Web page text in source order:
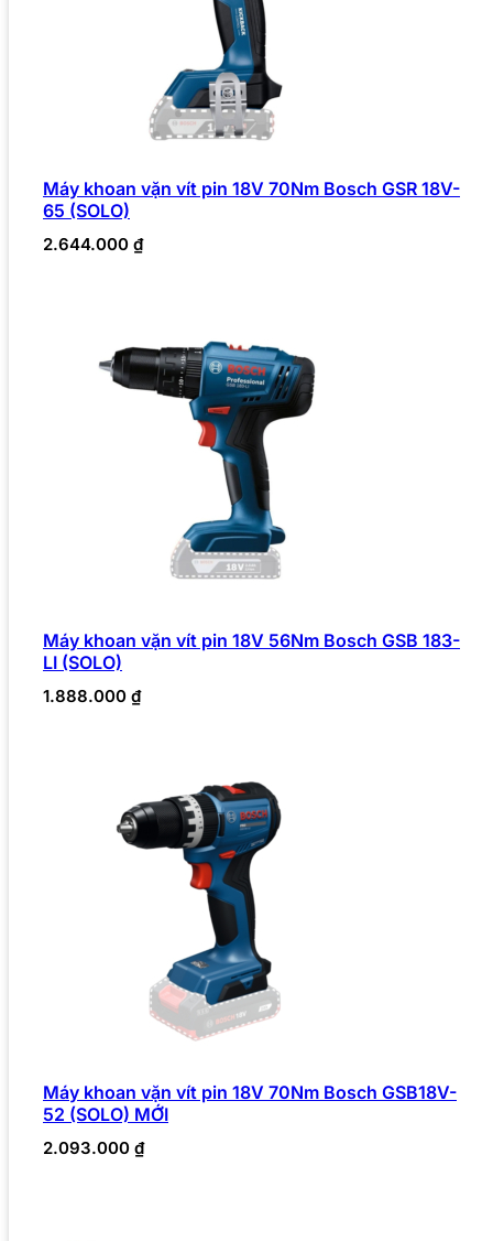
Máy khoan vặn vít pin 18V 70Nm Bosch GSR 18V-
65 (SOLO)
2.644.000 ₫
Máy khoan vặn vít pin 18V 56Nm Bosch GSB 183-
LI (SOLO)
1.888.000 ₫
Máy khoan vặn vít pin 18V 70Nm Bosch GSB18V-
52 (SOLO) MỚI
2.093.000 ₫